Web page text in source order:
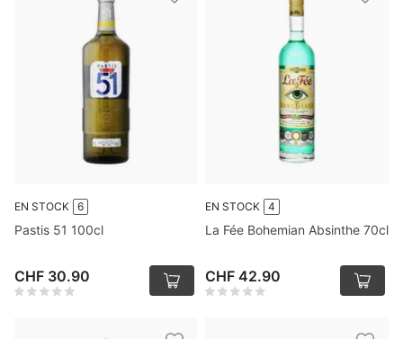
EN STOCK 6
Pastis 51 100cl
CHF 30.90
EN STOCK 4
La Fée Bohemian Absinthe 70cl
CHF 42.90